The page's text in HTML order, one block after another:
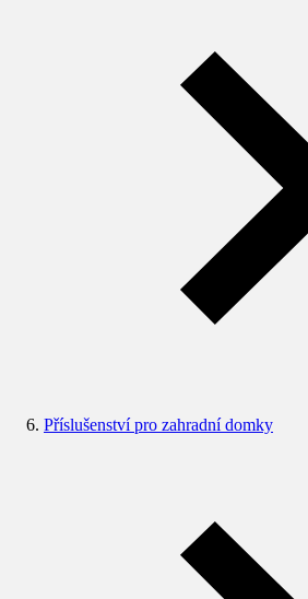
Příslušenství pro zahradní domky